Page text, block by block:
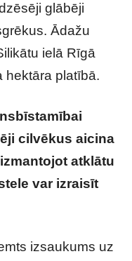
glābēji
Ādažu
ielā Rīgā
hektāra platībā.
cilvēkus aicina
atklātu
var izraisīt
izsaukums uz